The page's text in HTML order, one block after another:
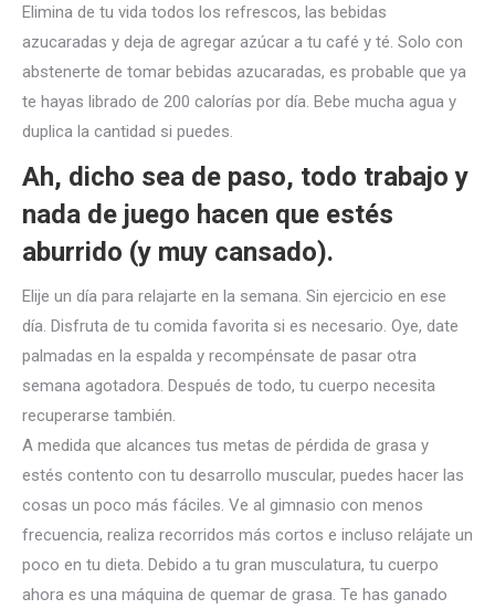
Elimina de tu vida todos los refrescos, las bebidas
azucaradas y deja de agregar azúcar a tu café y té. Solo con
abstenerte de tomar bebidas azucaradas, es probable que ya
te hayas librado de 200 calorías por día. Bebe mucha agua y
duplica la cantidad si puedes.
Ah, dicho sea de paso, todo trabajo y
nada de juego hacen que estés
aburrido (y muy cansado).
Elije un día para relajarte en la semana. Sin ejercicio en ese
día. Disfruta de tu comida favorita si es necesario. Oye, date
palmadas en la espalda y recompénsate de pasar otra
semana agotadora. Después de todo, tu cuerpo necesita
recuperarse también.
A medida que alcances tus metas de pérdida de grasa y
estés contento con tu desarrollo muscular, puedes hacer las
cosas un poco más fáciles. Ve al gimnasio con menos
frecuencia, realiza recorridos más cortos e incluso relájate un
poco en tu dieta. Debido a tu gran musculatura, tu cuerpo
ahora es una máquina de quemar de grasa. Te has ganado